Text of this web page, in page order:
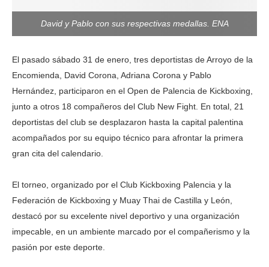
David y Pablo con sus respectivas medallas. ENA
El pasado sábado 31 de enero, tres deportistas de Arroyo de la
Encomienda, David Corona, Adriana Corona y Pablo
Hernández, participaron en el Open de Palencia de Kickboxing,
junto a otros 18 compañeros del Club New Fight. En total, 21
deportistas del club se desplazaron hasta la capital palentina
acompañados por su equipo técnico para afrontar la primera
gran cita del calendario.
El torneo, organizado por el Club Kickboxing Palencia y la
Federación de Kickboxing y Muay Thai de Castilla y León,
destacó por su excelente nivel deportivo y una organización
impecable, en un ambiente marcado por el compañerismo y la
pasión por este deporte.